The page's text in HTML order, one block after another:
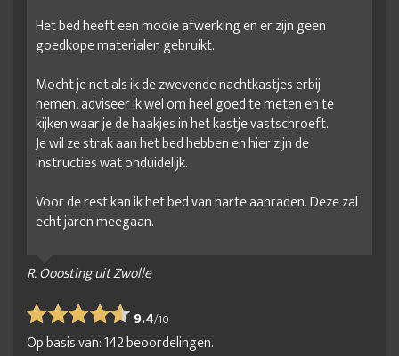
Het bed heeft een mooie afwerking en er zijn geen
goedkope materialen gebruikt.
Mocht je net als ik de zwevende nachtkastjes erbij
nemen, adviseer ik wel om heel goed te meten en te
kijken waar je de haakjes in het kastje vastschroeft.
Je wil ze strak aan het bed hebben en hier zijn de
instructies wat onduidelijk.
Voor de rest kan ik het bed van harte aanraden. Deze zal
echt jaren meegaan.
R. Ooosting uit Zwolle
9.4/10
Op basis van:142beoordelingen.